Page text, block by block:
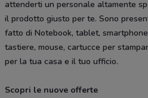
attenderti un personale altamente
il prodotto giusto per te. Sono
fatto di Notebook, tablet,
tastiere, mouse, cartucce per
per la tua casa e il tuo ufficio.
Scopri le nuove offerte